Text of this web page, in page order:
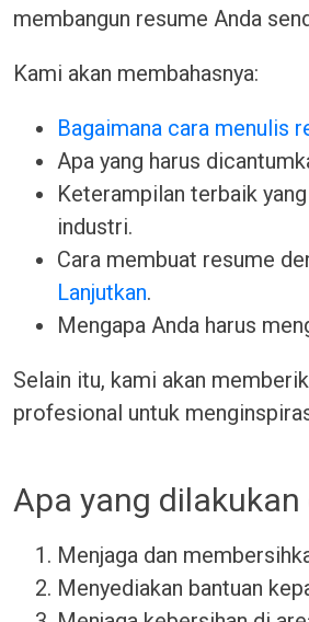
membangun resume Anda
Kami akan membahasnya:
Bagaimana cara menulis
Apa yang harus
Keterampilan terbaik
industri.
Cara membuat resume
Lanjutkan.
Mengapa Anda harus
Selain itu, kami akan
profesional untuk
Apa yang
Menjaga dan
Menyediakan bantuan